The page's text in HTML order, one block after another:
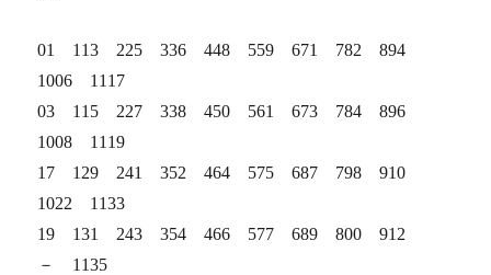
01 113 225 336 448 559 671 782 894
1006 1117
03 115 227 338 450 561 673 784 896
1008 1119
17 129 241 352 464 575 687 798 910
1022 1133
19 131 243 354 466 577 689 800 912
－ 1135